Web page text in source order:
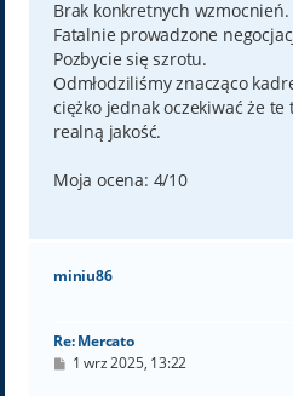
Brak konkretnych wzmocnień.
Fatalnie prowadzone
Pozbycie się szrotu.
Odmłodziliśmy znacząco
ciężko jednak oczekiwać że
realną jakość.
Moja ocena: 4/10
miniu86
Re: Mercato
P1 wrz 2025, 13:22